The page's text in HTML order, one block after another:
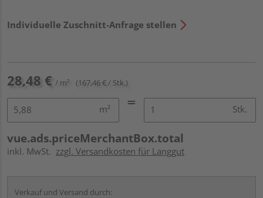
Individuelle Zuschnitt-Anfrage stellen
28,48 € / m² (167,46 € / Stk.)
m² Stk.
vue.ads.priceMerchantBox.total
inkl. MwSt. zzgl. Versandkosten für Langgut
Verkauf und Versand durch: